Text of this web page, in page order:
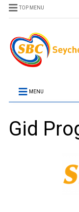
TOP MENU
MENU
Gid